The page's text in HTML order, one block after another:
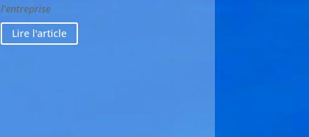
l’entreprise
Lire l'article